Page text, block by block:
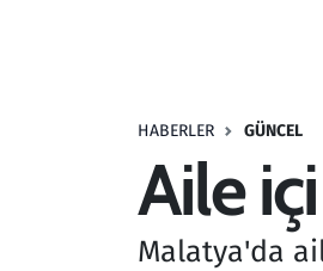
HABERLER GÜNCEL
Aile
Malatya'da
Savunma Sanayi